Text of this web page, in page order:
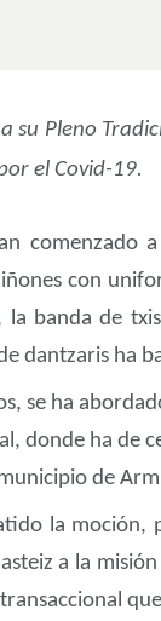
su Pleno
el Covid-19.
comenzado
con
banda de
dantzaris
se ha
donde ha de
de
la moción,
a la